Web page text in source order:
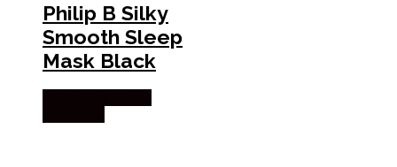
Philip B Silky
Smooth Sleep
Mask Black